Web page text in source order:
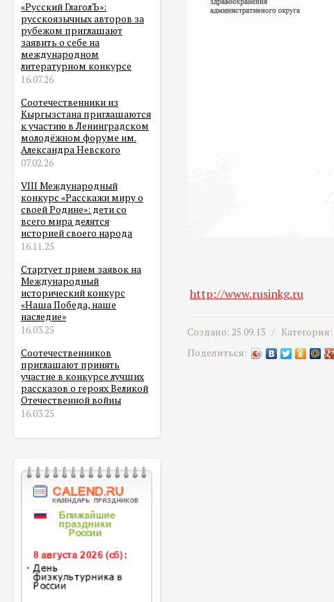
«Русский ГлаголЪ»:
русскоязычных авторов за
рубежом приглашают
заявить о себе на
международном
литературном конкурсе
16.07.26
Соотечественники из
Кыргызстана приглашаются
к участию в Ленинградском
молодёжном форуме им.
Александра Невского
07.02.26
VIII Международный
конкурс «Расскажи миру о
своей Родине»: дети со
всего мира делятся
историей своего народа
16.11.25
Стартует прием заявок на
Международный
исторический конкурс
«Наша Победа, наше
наследие»
16.03.25
Соотечественников
приглашают принять
участие в конкурсе лучших
рассказов о героях Великой
Отечественной войны
16.03.25
http://www.rusinkg.ru
Создано: 25.09.13 / Категория:
Поделиться: